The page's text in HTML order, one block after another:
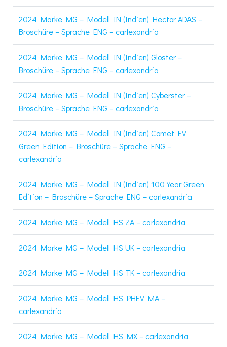
2024 Marke MG – Modell IN (Indien) Hector ADAS –
Broschüre – Sprache ENG – carlexandria
2024 Marke MG – Modell IN (Indien) Gloster –
Broschüre – Sprache ENG – carlexandria
2024 Marke MG – Modell IN (Indien) Cyberster –
Broschüre – Sprache ENG – carlexandria
2024 Marke MG – Modell IN (Indien) Comet EV
Green Edition – Broschüre – Sprache ENG –
carlexandria
2024 Marke MG – Modell IN (Indien) 100 Year Green
Edition – Broschüre – Sprache ENG – carlexandria
2024 Marke MG – Modell HS ZA – carlexandria
2024 Marke MG – Modell HS UK – carlexandria
2024 Marke MG – Modell HS TK – carlexandria
2024 Marke MG – Modell HS PHEV MA –
carlexandria
2024 Marke MG – Modell HS MX – carlexandria